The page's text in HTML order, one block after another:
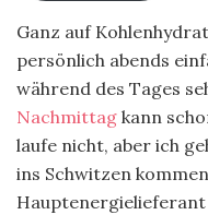
Ganz auf
persönlich abends
während des Tages
Nachmittag kann
laufe nicht, aber ich
ins Schwitzen